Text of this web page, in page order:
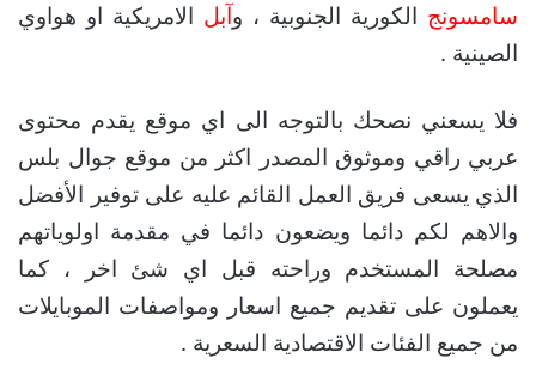
سامسونج الكورية الجنوبية ، وآبل الامريكية او هواوي
الصينية .
فلا يسعني نصحك بالتوجه الى اي موقع يقدم محتوى
عربي راقي وموثوق المصدر اكثر من موقع جوال بلس
الذي يسعى فريق العمل القائم عليه على توفير الأفضل
والاهم لكم دائما ويضعون دائما في مقدمة اولوياتهم
مصلحة المستخدم وراحته قبل اي شئ اخر ، كما
يعملون على تقديم جميع اسعار ومواصفات الموبايلات
من جميع الفئات الاقتصادية السعرية .